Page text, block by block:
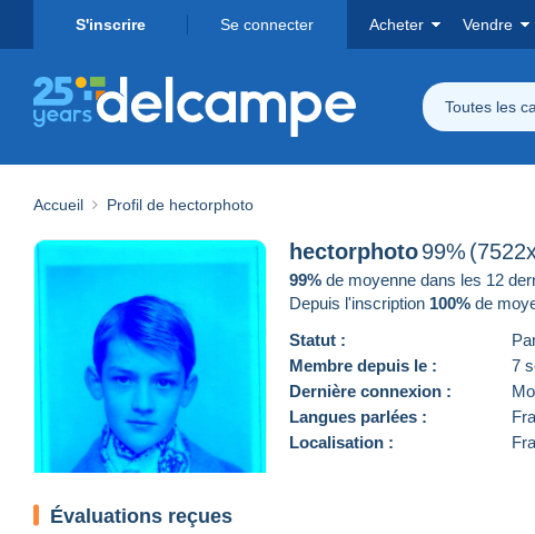
S'inscrire Se connecter Acheter Vendre
Toutes les
Accueil Profil de hectorphoto
hectorphoto99%
99% de moyenne dans les 12
Depuis l'inscription 100% de
Statut :
Membre depuis le :
7
Dernière connexion :
Langues parlées :
Localisation :
Évaluations reçues